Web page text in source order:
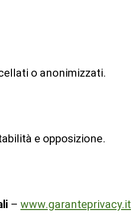
o anonimizzati.
e opposizione.
– www.garanteprivacy.it